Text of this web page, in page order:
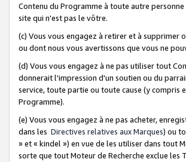
Contenu du Programme à toute autre
site qui n'est pas le vôtre.
(c) Vous vous engagez à retirer et à supprimer
ou dont nous vous avertissons que vous ne
(d) Vous vous engagez à ne pas utiliser tout
donnerait l'impression d'un soutien ou du
service, toute partie ou toute cause (y compris
Programme).
(e) Vous vous engagez à ne pas acheter,
dans les Directives relatives aux Marques) ou
» et « kindel ») en vue de les utiliser dans tout
sorte que tout Moteur de Recherche exclue